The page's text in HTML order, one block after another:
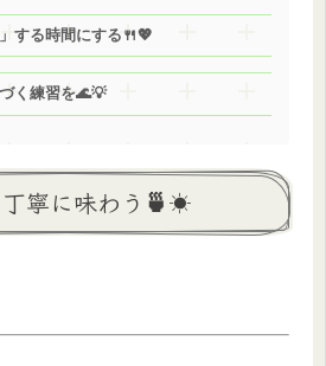
する時間にする🍴💖
く練習を🌊💡
寧に味わう🍵☀️